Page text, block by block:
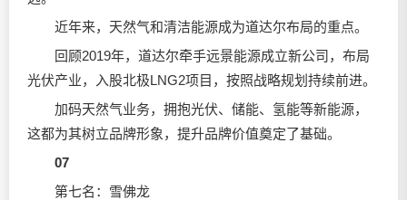
近年来，天然气和清洁能源成为道达尔布局的重点。
回顾2019年，道达尔牵手远景能源成立新公司，布局
光伏产业，入股北极LNG2项目，按照战略规划持续前进。
加码天然气业务，拥抱光伏、储能、氢能等新能源，
这都为其树立品牌形象，提升品牌价值奠定了基础。
07
第七名：雪佛龙